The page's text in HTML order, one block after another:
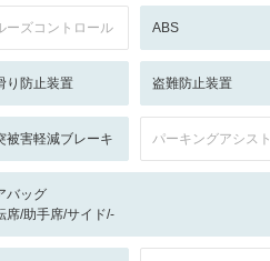
ーズコントロール ABS
り防止装置 盗難防止装置
被害軽減ブレーキ パーキングアシスト
バッグ
席/助手席/サイド/-